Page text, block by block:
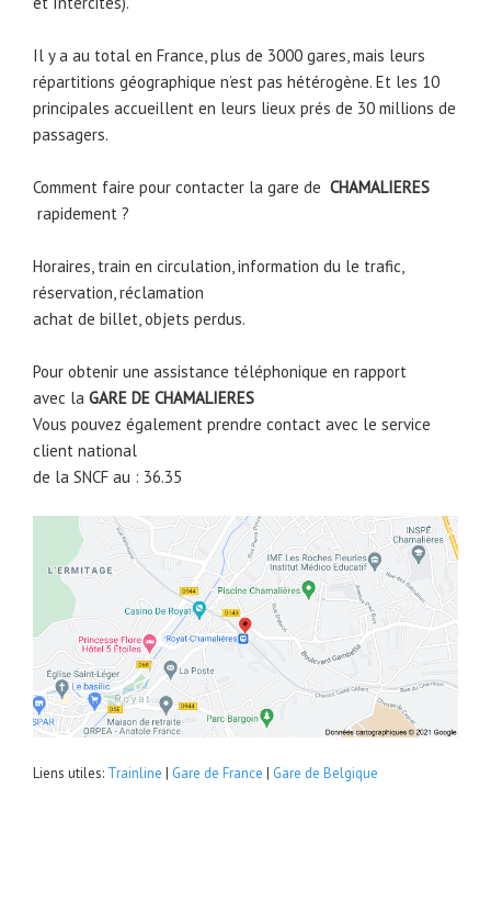
Il y a au total en France, plus de 3000 gares, mais leurs
répartitions géographique n’est pas hétérogène. Et les 10
principales accueillent en leurs lieux prés de 30 millions de
passagers.
Comment faire pour contacter la gare de CHAMALIERES
rapidement ?
Horaires, train en circulation, information du le trafic,
réservation, réclamation
achat de billet, objets perdus.
Pour obtenir une assistance téléphonique en rapport
avec la GARE DE CHAMALIERES
Vous pouvez également prendre contact avec le service
client national
de la SNCF au : 36.35
Liens utiles: Trainline | Gare de France | Gare de Belgique